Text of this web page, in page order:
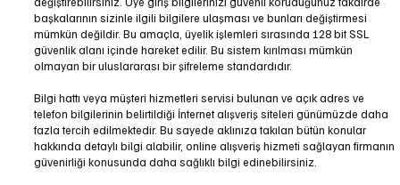
başkalarının sizinle ilgili bilgilere ulaşması ve bunları değiştirmesi
mümkün değildir. Bu amaçla, üyelik işlemleri sırasında 128 bit SSL
güvenlik alanı içinde hareket edilir. Bu sistem kırılması mümkün
olmayan bir uluslararası bir şifreleme standardıdır.
Bilgi hattı veya müşteri hizmetleri servisi bulunan ve açık adres ve
telefon bilgilerinin belirtildiği İnternet alışveriş siteleri günümüzde daha
fazla tercih edilmektedir. Bu sayede aklınıza takılan bütün konular
hakkında detaylı bilgi alabilir, online alışveriş hizmeti sağlayan firmanın
güvenirliği konusunda daha sağlıklı bilgi edinebilirsiniz.